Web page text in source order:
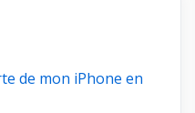
de mon iPhone en